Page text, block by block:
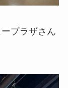
プラザさん